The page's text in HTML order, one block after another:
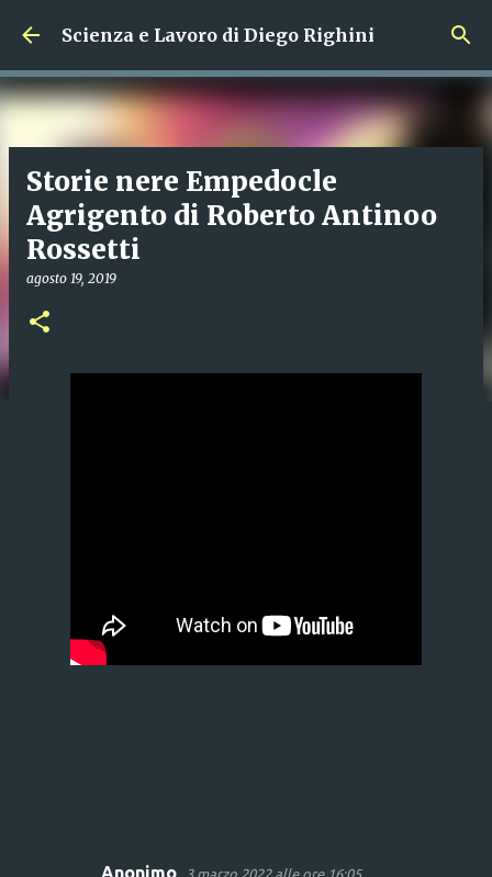
Passa ai contenuti principali
Scienza e Lavoro di Diego Righini
Storie nere Empedocle
Agrigento di Roberto Antinoo
Rossetti
agosto 19, 2019
Anonimo 3 marzo 2022 alle ore 16:05